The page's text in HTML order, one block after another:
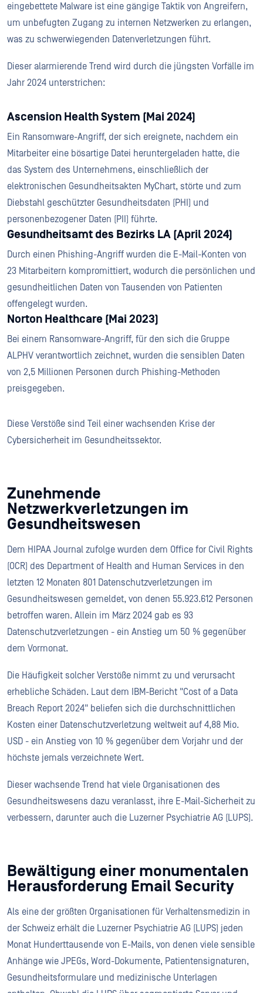
eingebettete Malware ist eine gängige Taktik von Angreifern,
um unbefugten Zugang zu internen Netzwerken zu erlangen,
was zu schwerwiegenden Datenverletzungen führt.
Dieser alarmierende Trend wird durch die jüngsten Vorfälle im
Jahr 2024 unterstrichen:
Ascension Health System (Mai 2024)
Ein Ransomware-Angriff, der sich ereignete, nachdem ein
Mitarbeiter eine bösartige Datei heruntergeladen hatte, die
das System des Unternehmens, einschließlich der
elektronischen Gesundheitsakten MyChart, störte und zum
Diebstahl geschützter Gesundheitsdaten (PHI) und
personenbezogener Daten (PII) führte.
Gesundheitsamt des Bezirks LA (April 2024)
Durch einen Phishing-Angriff wurden die E-Mail-Konten von
23 Mitarbeitern kompromittiert, wodurch die persönlichen und
gesundheitlichen Daten von Tausenden von Patienten
offengelegt wurden.
Norton Healthcare (Mai 2023)
Bei einem Ransomware-Angriff, für den sich die Gruppe
ALPHV verantwortlich zeichnet, wurden die sensiblen Daten
von 2,5 Millionen Personen durch Phishing-Methoden
preisgegeben.
Diese Verstöße sind Teil einer wachsenden Krise der
Cybersicherheit im Gesundheitssektor.
Zunehmende
Netzwerkverletzungen im
Gesundheitswesen
Dem HIPAA Journal zufolge wurden dem Office for Civil Rights
(OCR) des Department of Health and Human Services in den
letzten 12 Monaten 801 Datenschutzverletzungen im
Gesundheitswesen gemeldet, von denen 55.923.612 Personen
betroffen waren. Allein im März 2024 gab es 93
Datenschutzverletzungen - ein Anstieg um 50 % gegenüber
dem Vormonat.
Die Häufigkeit solcher Verstöße nimmt zu und verursacht
erhebliche Schäden. Laut dem IBM-Bericht "Cost of a Data
Breach Report 2024" beliefen sich die durchschnittlichen
Kosten einer Datenschutzverletzung weltweit auf 4,88 Mio.
USD - ein Anstieg von 10 % gegenüber dem Vorjahr und der
höchste jemals verzeichnete Wert.
Dieser wachsende Trend hat viele Organisationen des
Gesundheitswesens dazu veranlasst, ihre E-Mail-Sicherheit zu
verbessern, darunter auch die Luzerner Psychiatrie AG (LUPS).
Bewältigung einer monumentalen
Herausforderung Email Security
Als eine der größten Organisationen für Verhaltensmedizin in
der Schweiz erhält die Luzerner Psychiatrie AG (LUPS) jeden
Monat Hunderttausende von E-Mails, von denen viele sensible
Anhänge wie JPEGs, Word-Dokumente, Patientensignaturen,
Gesundheitsformulare und medizinische Unterlagen